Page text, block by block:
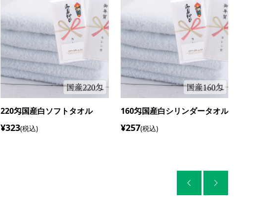
180匁国産白ソフトタオル
¥277(税込)
260匁国産白ソフトタオル
¥370(税込)
 